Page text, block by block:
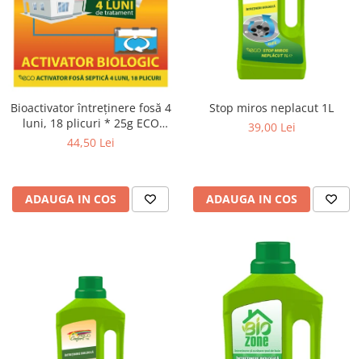
Bioactivator întreținere fosă 4
luni, 18 plicuri * 25g ECO
CONFORT
44,50 Lei
ADAUGA IN COS
Stop miros neplacut 1L
39,00 Lei
ADAUGA IN COS